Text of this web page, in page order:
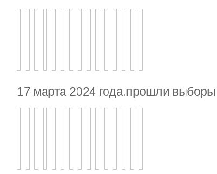
17 марта 2024 года.прошли